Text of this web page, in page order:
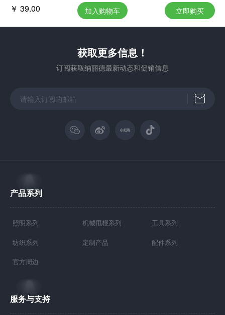
￥ 39.00 加入购物车 立即购买
获取更多信息！
订阅获取纳丽德最新动态和促销信息
产品系列
照明系列 机械甩棍系列 工具系列
纺织系列 定制产品 配件系列
官方周边
服务与支持